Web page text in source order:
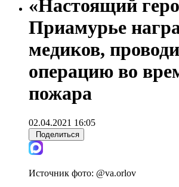
«Настоящий
Приамурье
медиков,
операцию во
пожара
02.04.2021 16:05
Поделиться
Источник фото: @va.orlov